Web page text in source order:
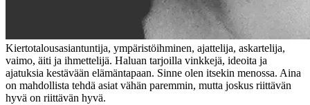
Kiertotalousasiantuntija, ympäristöihminen, ajattelija, askartelija,
vaimo, äiti ja ihmettelijä. Haluan tarjoilla vinkkejä, ideoita ja
ajatuksia kestävään elämäntapaan. Sinne olen itsekin menossa. Aina
on mahdollista tehdä asiat vähän paremmin, mutta joskus riittävän
hyvä on riittävän hyvä.